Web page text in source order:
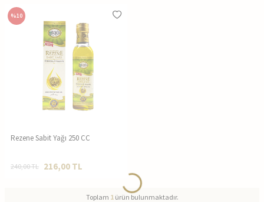
%10
Rezene Sabit Yağı 250 CC
240,00TL 216,00 TL
Toplam 1ürün bulunmaktadır.